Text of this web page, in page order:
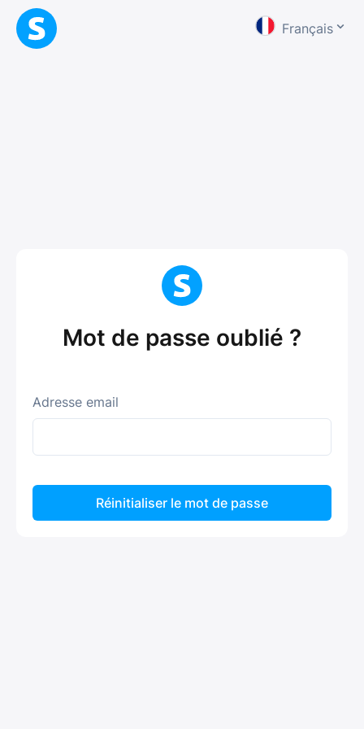
Français
Mot de passe oublié ?
Adresse email
Réinitialiser le mot de passe